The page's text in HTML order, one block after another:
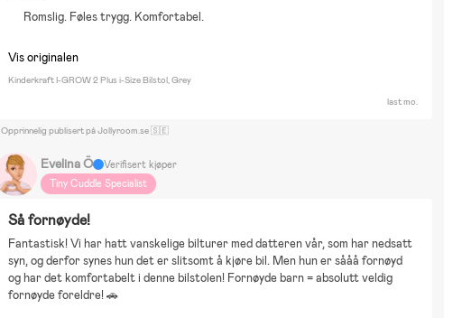
Romslig. Føles trygg. Komfortabel.
Vis originalen
Kinderkraft I-GROW 2 Plus i-Size Bilstol, Grey
last mo.
Opprinnelig publisert på Jollyroom.se 🇸🇪
Evelina Ö
Verifisert kjøper
Tiny Cuddle Specialist
Så fornøyde!
Fantastisk! Vi har hatt vanskelige bilturer med datteren vår, som har nedsatt
syn, og derfor synes hun det er slitsomt å kjøre bil. Men hun er sååå fornøyd
og har det komfortabelt i denne bilstolen! Fornøyde barn = absolutt veldig
fornøyde foreldre! 🚗